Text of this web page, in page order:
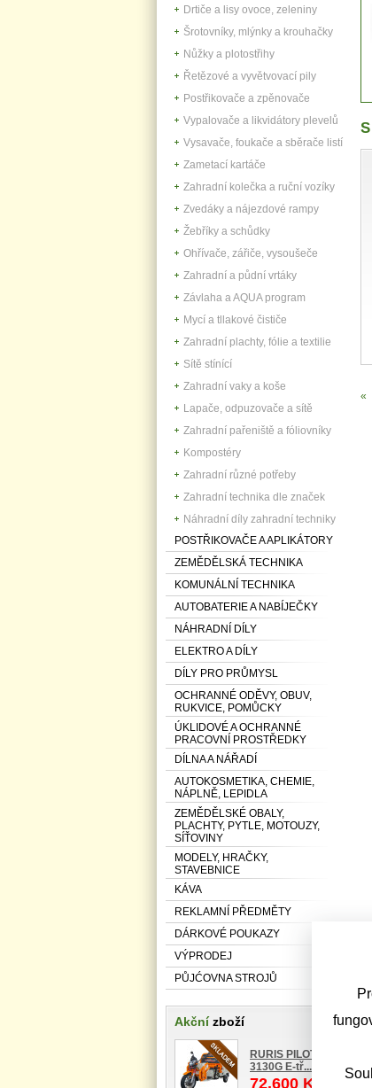
Drtiče a lisy ovoce, zeleniny
Šrotovníky, mlýnky a krouhačky
Nůžky a plotostřihy
Řetězové a vyvětvovací pily
Postřikovače a zpěnovače
Vypalovače a likvidátory plevelů
Vysavače, foukače a sběrače listí
Zametací kartáče
Zahradní kolečka a ruční vozíky
Zvedáky a nájezdové rampy
Žebříky a schůdky
Ohřívače, zářiče, vysoušeče
Zahradní a půdní vrtáky
Závlaha a AQUA program
Mycí a tllakové čističe
Zahradní plachty, fólie a textilie
Sítě stínící
Zahradní vaky a koše
Lapače, odpuzovače a sítě
Zahradní pařeniště a fóliovníky
Kompostéry
Zahradní různé potřeby
Zahradní technika dle značek
Náhradní díly zahradní techniky
POSTŘIKOVAČE A APLIKÁTORY
ZEMĚDĚLSKÁ TECHNIKA
KOMUNÁLNÍ TECHNIKA
AUTOBATERIE A NABÍJEČKY
NÁHRADNÍ DÍLY
ELEKTRO A DÍLY
DÍLY PRO PRŮMYSL
OCHRANNÉ ODĚVY, OBUV,
RUKVICE, POMŮCKY
ÚKLIDOVÉ A OCHRANNÉ
PRACOVNÍ PROSTŘEDKY
DÍLNA A NÁŘADÍ
AUTOKOSMETIKA, CHEMIE,
NÁPLNĚ, LEPIDLA
ZEMĚDĚLSKÉ OBALY,
PLACHTY, PYTLE, MOTOUZY,
SÍŤOVINY
MODELY, HRAČKY,
STAVEBNICE
KÁVA
REKLAMNÍ PŘEDMĚTY
DÁRKOVÉ POUKAZY
VÝPRODEJ
PŮJĆOVNA STROJŮ
Akčnízboží
RURIS PILOT
3130G E-tř...
72.600 Kč
«